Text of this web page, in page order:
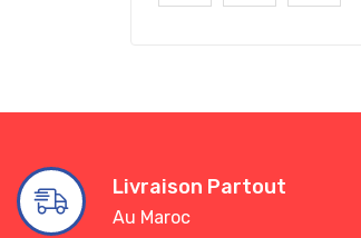
Livraison Partout
Au Maroc